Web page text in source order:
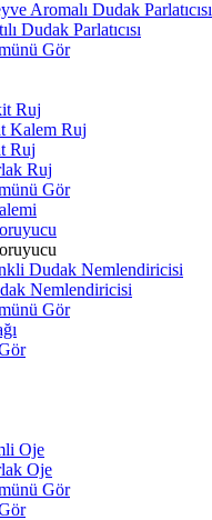
Aromalı Dudak Parlatıcısı
Dudak Parlatıcısı
Gör
Ruj
Kalem Ruj
Ruj
Ruj
Gör
Dudak Nemlendiricisi
Nemlendiricisi
Gör
Oje
Oje
Gör